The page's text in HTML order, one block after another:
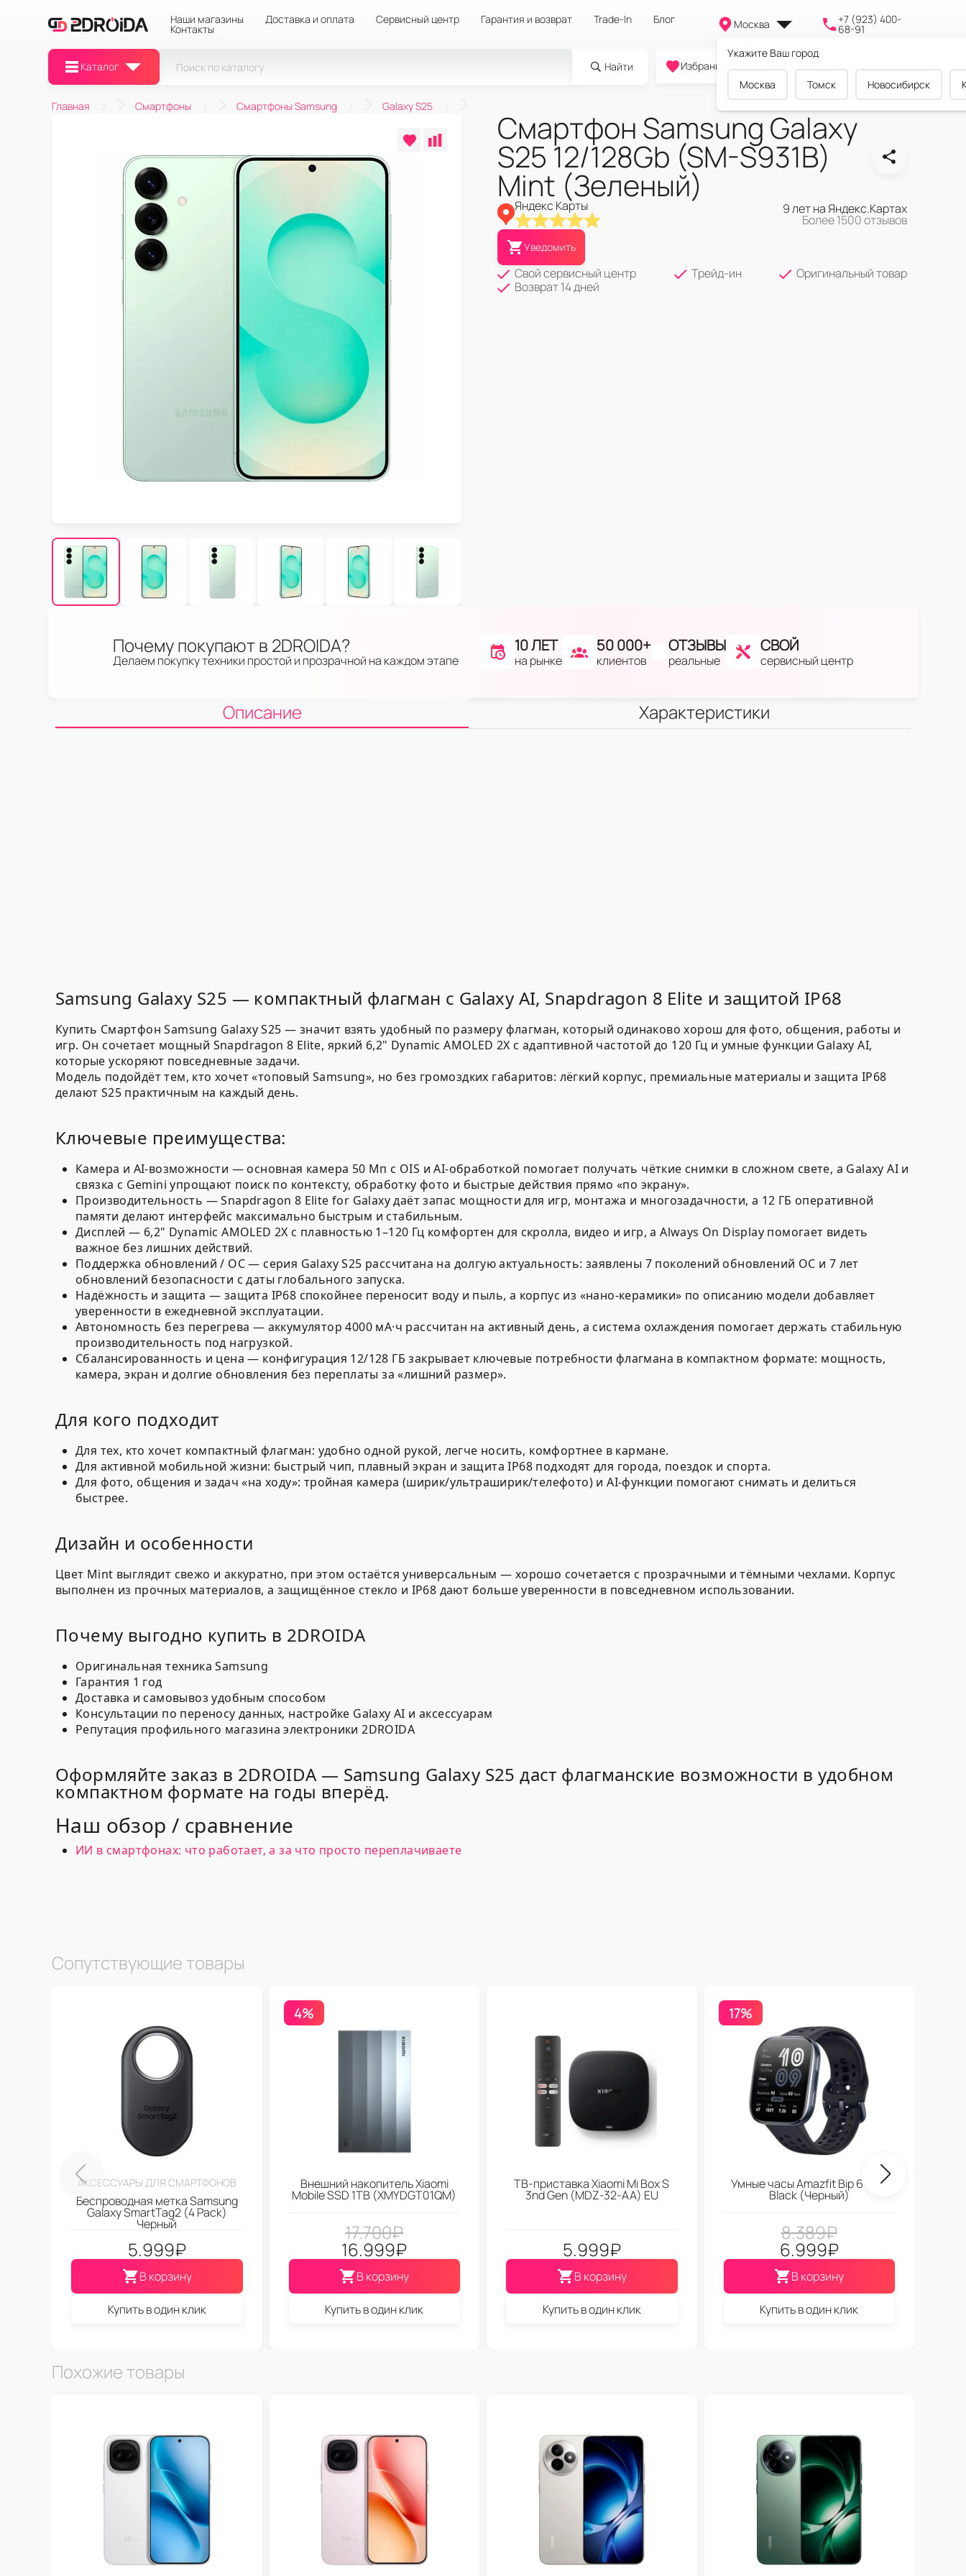
Наши магазины Доставка и оплата Сервисный центр Гарантия и возврат Trade-In Блог
Контакты Москва
Укажите Ваш город
Москва Томск Новосибирск
+7 (923) 400-
68-91
Каталог Найти
0
Избранное Cравнение Корзина
Главная Смартфоны Смартфоны Samsung Galaxy S25
Смартфон Samsung Galaxy
S25 12/128Gb (SM-S931B)
Mint (Зеленый)
Яндекс Карты 9 лет на Яндекс.Картах
Более 1500 отзывов
Уведомить
Свой сервисный центр Трейд-ин
Оригинальный товар
Возврат 14 дней
Почему покупают в 2DROIDA?
Делаем покупку техники простой и прозрачной на каждом этапе
10 ЛЕТ
на рынке
50 000+
клиентов
ОТЗЫВЫ
реальные
СВОЙ
сервисный центр
Описание Характеристики
Samsung Galaxy S25 — компактный флагман с Galaxy AI, Snapdragon 8 Elite и защитой IP68
Купить Смартфон Samsung Galaxy S25 — значит взять удобный по размеру флагман, который одинаково хорош для фото, общения, работы и
игр. Он сочетает мощный Snapdragon 8 Elite, яркий 6,2" Dynamic AMOLED 2X с адаптивной частотой до 120 Гц и умные функции Galaxy AI,
которые ускоряют повседневные задачи.
Модель подойдёт тем, кто хочет «топовый Samsung», но без громоздких габаритов: лёгкий корпус, премиальные материалы и защита IP68
делают S25 практичным на каждый день.
Ключевые преимущества:
Камера и AI-возможности — основная камера 50 Мп с OIS и AI-обработкой помогает получать чёткие снимки в сложном свете, а Galaxy AI и
связка с Gemini упрощают поиск по контексту, обработку фото и быстрые действия прямо «по экрану».
Производительность — Snapdragon 8 Elite for Galaxy даёт запас мощности для игр, монтажа и многозадачности, а 12 ГБ оперативной
памяти делают интерфейс максимально быстрым и стабильным.
Дисплей — 6,2" Dynamic AMOLED 2X с плавностью 1–120 Гц комфортен для скролла, видео и игр, а Always On Display помогает видеть
важное без лишних действий.
Поддержка обновлений / ОС — серия Galaxy S25 рассчитана на долгую актуальность: заявлены 7 поколений обновлений ОС и 7 лет
обновлений безопасности с даты глобального запуска.
Надёжность и защита — защита IP68 спокойнее переносит воду и пыль, а корпус из «нано-керамики» по описанию модели добавляет
уверенности в ежедневной эксплуатации.
Автономность без перегрева — аккумулятор 4000 мА·ч рассчитан на активный день, а система охлаждения помогает держать стабильную
производительность под нагрузкой.
Сбалансированность и цена — конфигурация 12/128 ГБ закрывает ключевые потребности флагмана в компактном формате: мощность,
камера, экран и долгие обновления без переплаты за «лишний размер».
Для кого подходит
Для тех, кто хочет компактный флагман: удобно одной рукой, легче носить, комфортнее в кармане.
Для активной мобильной жизни: быстрый чип, плавный экран и защита IP68 подходят для города, поездок и спорта.
Для фото, общения и задач «на ходу»: тройная камера (ширик/ультраширик/телефото) и AI-функции помогают снимать и делиться
быстрее.
Дизайн и особенности
Цвет Mint выглядит свежо и аккуратно, при этом остаётся универсальным — хорошо сочетается с прозрачными и тёмными чехлами. Корпус
выполнен из прочных материалов, а защищённое стекло и IP68 дают больше уверенности в повседневном использовании.
Почему выгодно купить в 2DROIDA
Оригинальная техника Samsung
Гарантия 1 год
Доставка и самовывоз удобным способом
Консультации по переносу данных, настройке Galaxy AI и аксессуарам
Репутация профильного магазина электроники 2DROIDA
Оформляйте заказ в 2DROIDA — Samsung Galaxy S25 даст флагманские возможности в удобном
компактном формате на годы вперёд.
Наш обзор / сравнение
ИИ в смартфонах: что работает, а за что просто переплачиваете
Сопутствующие товары
АКСЕССУАРЫ ДЛЯ СМАРТФОНОВ
Беспроводная метка Samsung
Galaxy SmartTag2 (4 Pack)
Черный
5.999₽
В корзину
Купить в один клик
4%
Внешний накопитель Xiaomi
Mobile SSD 1TB (XMYDGT01QM)
17.700₽
16.999₽
В корзину
Купить в один клик
ТВ-приставка Xiaomi Mi Box S
3nd Gen (МDZ-32-АА) EU
5.999₽
В корзину
Купить в один клик
17%
Умные часы Amazfit Bip 6 Soft
Black (Черный)
8.389₽
6.999₽
В корзину
Купить в один клик
Похожие товары